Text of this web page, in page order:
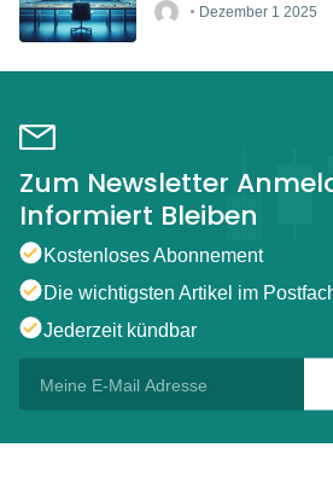
Dezember 1 2025
Zum Newsletter
Informiert Bleiben
Kostenloses Abonnement
Die wichtigsten Artikel im
Jederzeit kündbar